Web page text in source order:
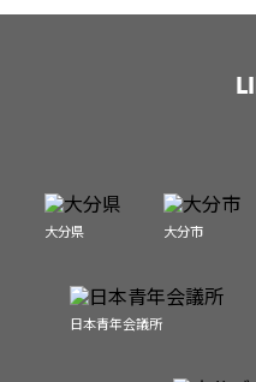
大分県 大分市
日本青年会議所